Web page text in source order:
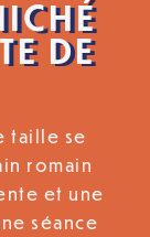
DE
taille se
romain
et une
séance